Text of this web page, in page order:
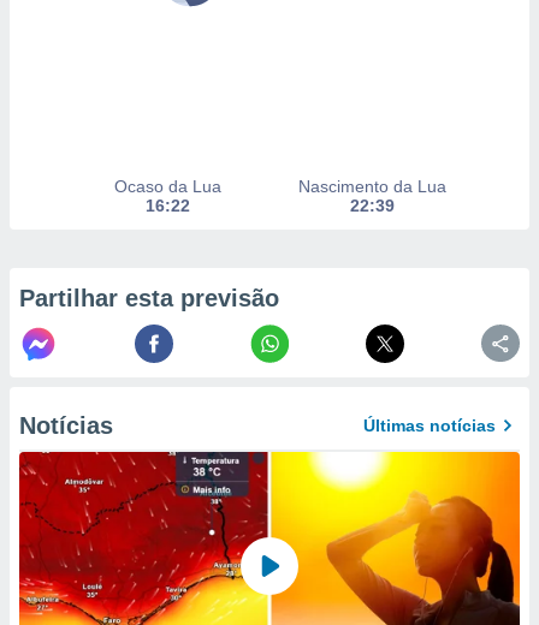
os
de
de dados
dados
através
Ocaso da Lua
16:22
Nascimento da Lua
22:39
Partilhar esta previsão
Notícias Últimas notícias